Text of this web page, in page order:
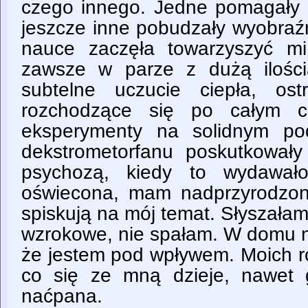
czego innego. Jedne
jeszcze inne pobudzały
nauce zaczęła towarzyszyć
zawsze w parze z dużą
subtelne uczucie ciepła,
rozchodzące się po całym
eksperymenty na solidnym
dekstrometorfanu
psychozą, kiedy to
oświecona, mam
spiskują na mój temat.
wzrokowe, nie spałam. W domu
że jestem pod wpływem. Moich
co się ze mną dzieje, nawet
naćpana.